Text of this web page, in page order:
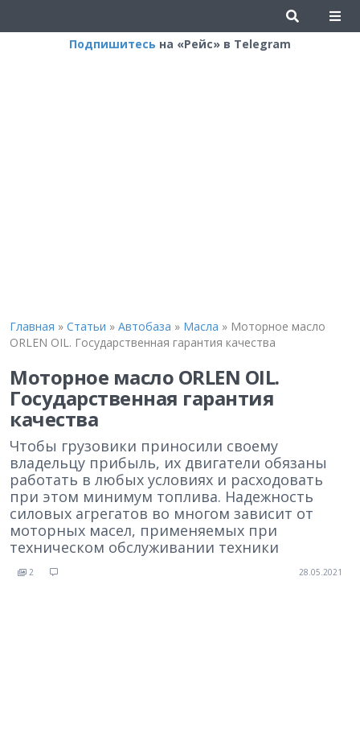
Подпишитесь на «Рейс» в Telegram
Главная » Статьи » Автобаза » Масла » Моторное масло
ORLEN OIL. Государственная гарантия качества
Моторное масло ORLEN OIL.
Государственная гарантия
качества
Чтобы грузовики приносили своему
владельцу прибыль, их двигатели обязаны
работать в любых условиях и расходовать
при этом минимум топлива. Надежность
силовых агрегатов во многом зависит от
моторных масел, применяемых при
техническом обслуживании техники
2 28.05.2021